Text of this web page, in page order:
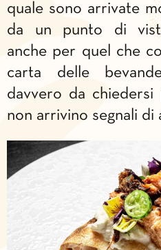
quale sono arrivate
da un punto di
anche per quel che
carta delle
davvero da chiedersi
non arrivino segnali di